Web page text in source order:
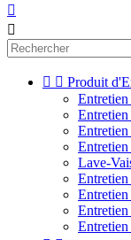


  Produit
Lave-
Entretien
Entretien